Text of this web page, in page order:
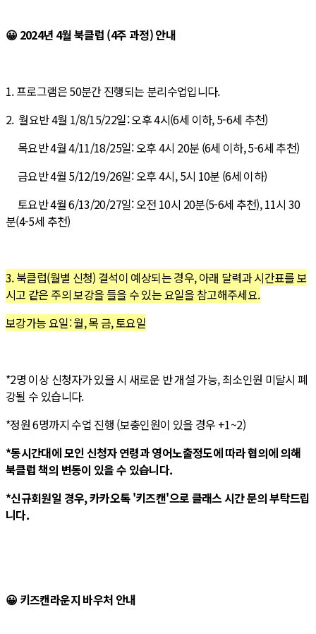
😀 2024년 4월 북클럽 (4주 과정) 안내
1. 프로그램은 50분간 진행되는 분리수업입니다.
2. 월요반 4월 1/8/15/22일:오후 4시(6세 이하, 5-6세 추천)
목요반 4월 4/11/18/25일:오후 4시 20분 (6세 이하, 5-6세 추천)
금요반 4월 5/12/19/26일: 오후 4시, 5시 10분 (6세 이하)
토요반 4월 6/13/20/27일: 오전 10시 20분(5-6세 추천), 11시 30
분(4-5세 추천)
3. 북클럽(월별 신청) 결석이 예상되는 경우, 아래 달력과 시간표를 보
시고 같은 주의 보강을 들을 수 있는 요일을 참고해주세요.
보강가능 요일: 월, 목 금, 토요일
*2명 이상 신청자가 있을 시 새로운 반 개설 가능, 최소인원 미달시 폐
강될 수 있습니다.
*정원 6명까지 수업 진행 (보충인원이 있을 경우 +1~2)
*동시간대에 모인 신청자 연령과 영어노출정도에 따라 협의에 의해
북클럽 책의 변동이 있을 수 있습니다.
*신규회원일 경우, 카카오톡 '키즈캔'으로 클래스 시간 문의 부탁드립
니다.
😀 키즈캔라운지 바우처 안내